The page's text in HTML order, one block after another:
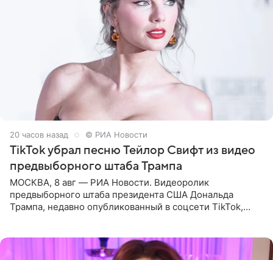
20 часов назад © РИА Новости
TikTok убрал песню Тейлор Свифт из видео
предвыборного штаба Трампа
МОСКВА, 8 авг — РИА Новости. Видеоролик
предвыборного штаба президента США Дональда
Трампа, недавно опубликованный в соцсети TikTok,